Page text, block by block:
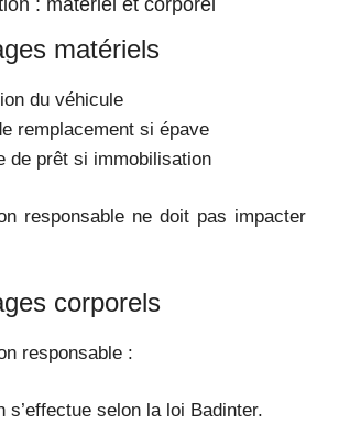
matériels
du véhicule
remplacement si épave
de prêt si immobilisation
responsable ne doit pas impacter
corporels
responsable :
s’effectue selon la loi Badinter.